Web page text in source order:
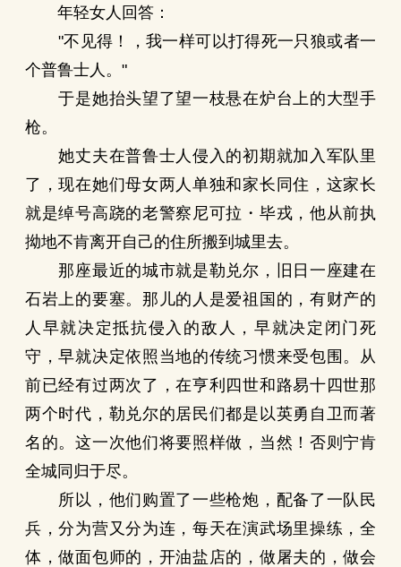
年轻女人回答：
"不见得！，我一样可以打得死一只狼或者一
个普鲁士人。"
于是她抬头望了望一枝悬在炉台上的大型手
枪。
她丈夫在普鲁士人侵入的初期就加入军队里
了，现在她们母女两人单独和家长同住，这家长
就是绰号高跷的老警察尼可拉・毕戎，他从前执
拗地不肯离开自己的住所搬到城里去。
那座最近的城市就是勒兑尔，旧日一座建在
石岩上的要塞。那儿的人是爱祖国的，有财产的
人早就决定抵抗侵入的敌人，早就决定闭门死
守，早就决定依照当地的传统习惯来受包围。从
前已经有过两次了，在亨利四世和路易十四世那
两个时代，勒兑尔的居民们都是以英勇自卫而著
名的。这一次他们将要照样做，当然！否则宁肯
全城同归于尽。
所以，他们购置了一些枪炮，配备了一队民
兵，分为营又分为连，每天在演武场里操练，全
体，做面包师的，开油盐店的，做屠夫的，做会